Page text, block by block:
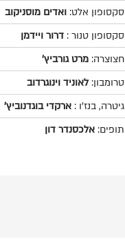
סקסופון אלט: ואדים מוסניקוב
סקסופון טנור : דרור ויידמן
חצוצרה: מרט גורביץ'
טרומבון:לאוניד וינוגרדוב
גיטרה, בנז'ו : ארקדי בוגדנוביץ'
תופים: אלכסנדר דון